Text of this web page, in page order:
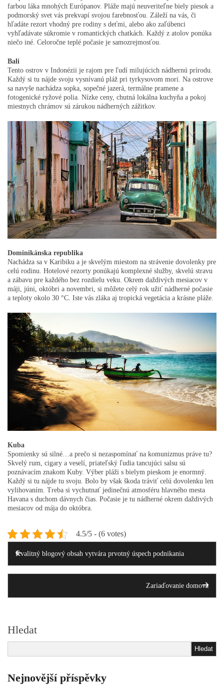
farbou láka mnohých Európanov. Pláže majú neuveriteľne biely piesok a
podmorský svet vás prekvapí svojou farebnosťou. Záleží na vás, či
hľadáte rezort vhodný pre rodiny s deťmi, alebo ako zaľúbenci
vyhľadávate súkromie v romantických chatkách. Každý z atolov ponúka
niečo iné. Celoročne teplé počasie je samozrejmosťou.
Bali
Tento ostrov v Indonézii je rajom pre ľudí milujúcich nádhernú prírodu.
Každý si tu nájde svoju vysnívanú pláž pri tyrkysovom mori. Na ostrove
sa navyše nachádza sopka, sopečné jazerá, termálne pramene a
fotogenické ryžové polia. Nízke ceny, chutná lokálna kuchyňa a pokoj
miestnych chrámov sú zárukou nádherných zážitkov.
Dominikánska republika
Nachádza sa v Karibiku a je skvelým miestom na strávenie dovolenky pre
celú rodinu. Hotelové rezorty ponúkajú komplexné služby, skvelú stravu
a zábavu pre každého bez rozdielu veku. Okrem daždivých mesiacov v
máji, júni, októbri a novembri, si môžete celý rok užiť nádherné počasie
a teploty okolo 30 °C. Iste vás zláka aj tropická vegetácia a krásne pláže.
Kuba
Spomienky sú silné…a prečo si nezaspomínať na komunizmus práve tu?
Skvelý rum, cigary a veselí, priateľský ľudia tancujúci salsu sú
poznávacím znakom Kuby. Výber pláži s bielym pieskom je enormný.
Každý si tu nájde tu svoju. Bolo by však škoda tráviť celú dovolenku len
vylihovaním. Treba si vychutnať jedinečnú atmosféru hlavného mesta
Havana s duchom dávnych čias. Počasie je tu nádherné okrem daždivých
mesiacov od mája do októbra.
4.5/5 - (6 votes)
Post
navigation
PostKvalitný blogový obsah vytvára prvotný úspech podnikania
Zariaďovanie domova
Hledat
Hledat
Nejnovější příspěvky